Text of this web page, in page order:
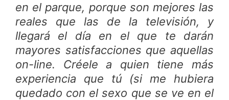
en el parque, porque son mejores las
reales que las de la televisión, y
llegará el día en el que te darán
mayores satisfacciones que aquellas
on-line. Créele a quien tiene más
experiencia que tú (si me hubiera
quedado con el sexo que se ve en el